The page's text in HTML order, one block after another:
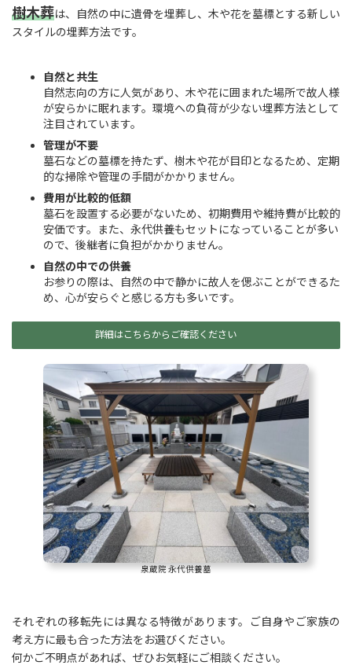
樹木葬は、自然の中に遺骨を埋葬し、木や花を墓標とする新しい
スタイルの埋葬方法です。
自然と共生
自然志向の方に人気があり、木や花に囲まれた場所で故人様
が安らかに眠れます。環境への負荷が少ない埋葬方法として
注目されています。
管理が不要
墓石などの墓標を持たず、樹木や花が目印となるため、定期
的な掃除や管理の手間がかかりません。
費用が比較的低額
墓石を設置する必要がないため、初期費用や維持費が比較的
安価です。また、永代供養もセットになっていることが多い
ので、後継者に負担がかかりません。
自然の中での供養
お参りの際は、自然の中で静かに故人を偲ぶことができるた
め、心が安らぐと感じる方も多いです。
詳細はこちらからご確認ください
泉蔵院 永代供養墓
それぞれの移転先には異なる特徴があります。ご自身やご家族の
考え方に最も合った方法をお選びください。
何かご不明点があれば、ぜひお気軽にご相談ください。